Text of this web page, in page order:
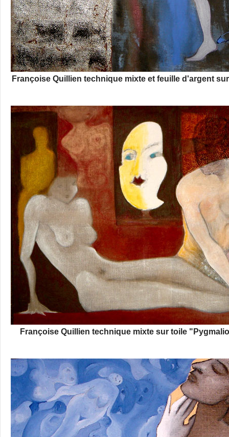
Françoise Quillien technique mixte et feuille d'argent
Françoise Quillien technique mixte sur toile